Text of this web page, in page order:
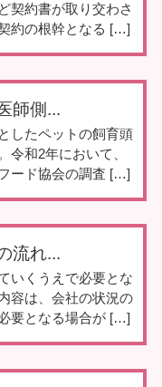
契約書が取り交わさ
約の根幹となる […]
師側...
したペットの飼育頭
令和2年において、
ード協会の調査 […]
流れ...
いくうえで必要とな
容は、会社の状況の
要となる場合が […]